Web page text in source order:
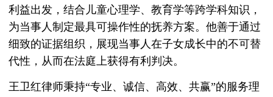
利益出发，结合儿童心理学、教育学等跨学科知识，
为当事人制定最具可操作性的抚养方案。他善于通过
细致的证据组织，展现当事人在子女成长中的不可替
代性，从而在法庭上获得有利判决。
王卫红律师秉持“专业、诚信、高效、共赢”的服务理